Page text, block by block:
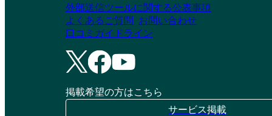
外部送信ツールに関する公表事項
よくあるご質問
お問い合わせ
口コミガイドライン
掲載希望の方はこちら
サービス掲載